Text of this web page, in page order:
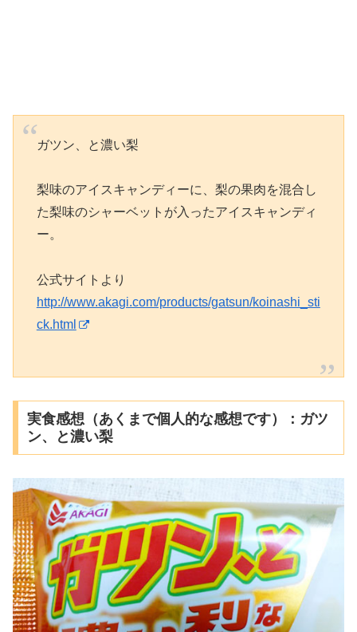
ガツン、と濃い梨
梨味のアイスキャンディーに、梨の果肉を混合し
た梨味のシャーベットが入ったアイスキャンディ
ー。
公式サイトより
http://www.akagi.com/products/gatsun/koinashi_sti
ck.html
実食感想（あくまで個人的な感想です）：ガツ
ン、と濃い梨